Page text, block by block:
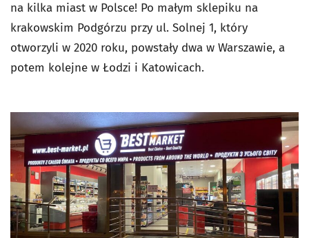
na kilka miast w Polsce! Po małym sklepiku na
krakowskim Podgórzu przy ul. Solnej 1, który
otworzyli w 2020 roku, powstały dwa w Warszawie, a
potem kolejne w Łodzi i Katowicach.